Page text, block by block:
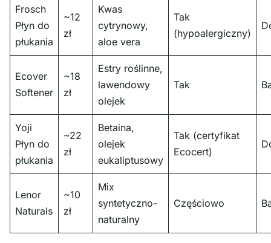
Frosch
Płyn do
płukania
~12
zł
Kwas
cytrynowy,
aloe vera
Tak
(hypoalergiczny)
Ecover
Softener
~18
zł
Estry roślinne,
lawendowy
olejek
Tak
Yoji
Płyn do
płukania
~22
zł
Betaina,
olejek
eukaliptusowy
Tak (certyfikat
Ecocert)
Lenor
Naturals
~10
zł
Mix
syntetyczno-
naturalny
Częściowo